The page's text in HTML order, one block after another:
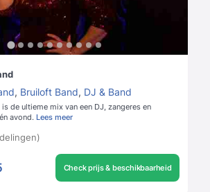
, Bruiloft Band, DJ & Band
de ultieme mix van een DJ, zangeres en
avond. Lees meer
Check prijs & beschikbaarheid